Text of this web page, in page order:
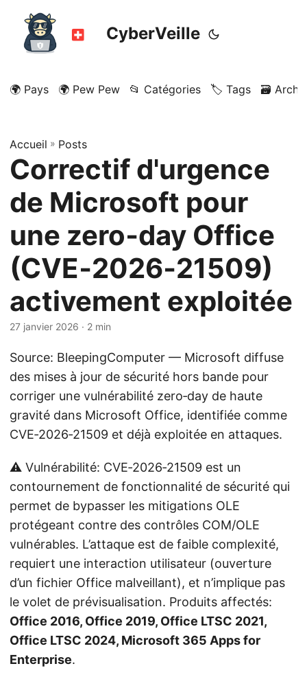
CyberVeille
🌍 Pays 🌍 Pew Pew 📂 Catégories 🏷️ Tags 🗃️
Accueil » Posts
Correctif d'urgence
de Microsoft pour
une zero‑day Office
(CVE‑2026‑21509)
activement exploitée
27 janvier 2026 · 2 min
Source: BleepingComputer — Microsoft diffuse
des mises à jour de sécurité hors bande pour
corriger une vulnérabilité zero‑day de haute
gravité dans Microsoft Office, identifiée comme
CVE‑2026‑21509 et déjà exploitée en attaques.
⚠️ Vulnérabilité: CVE‑2026‑21509 est un
contournement de fonctionnalité de sécurité qui
permet de bypasser les mitigations OLE
protégeant contre des contrôles COM/OLE
vulnérables. L’attaque est de faible complexité,
requiert une interaction utilisateur (ouverture
d’un fichier Office malveillant), et n’implique pas
le volet de prévisualisation. Produits affectés:
Office 2016, Office 2019, Office LTSC 2021,
Office LTSC 2024, Microsoft 365 Apps for
Enterprise.